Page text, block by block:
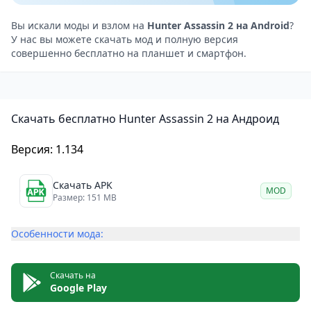
предыдущей версией игры. Поэтому мы не будем
подробно останавливаться на этих аспектах.
Действие игры по-прежнему будет происходить на
большой стройке, где будут расставлены ящики с
место пробрался ассасин, чья цель – уничтожить
Соответственно, враги будут постоянно
патрулировать карту, а их обзор будет ограничен
определенной областью. Игрокам нужно
фонариков охранников, чтобы не быть
очень прост и управляется одним касанием экрана.
То есть, игроку будет указано правильное
Вы искали моды и взлом на Hunter Assassin 2 на Android?
У нас вы можете скачать мод и полную версия
совершенно бесплатно на планшет и смартфон.
Скачать бесплатно Hunter Assassin 2 на Андроид
Версия: 1.134
Скачать APK
Размер: 151 MB
MOD
Особенности мода:
Скачать на
Google Play